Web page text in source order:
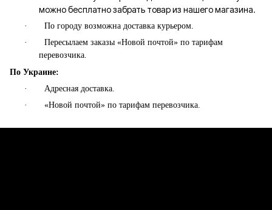
можно бесплатно забрать товар из нашего магазина.
·
По городу возможна доставка курьером.
·
Пересылаем заказы «Новой почтой» по тарифам
перевозчика.
По Украине:
·
Адресная доставка.
·
«Новой почтой» по тарифам перевозчика.